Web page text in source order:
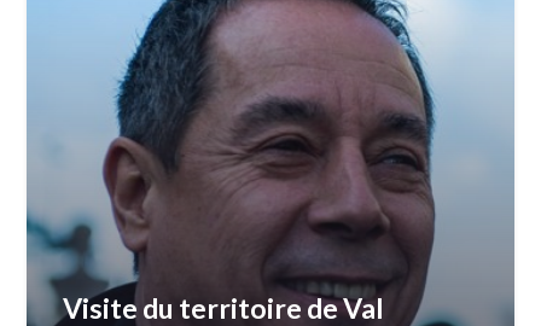
Visite du territoire de Val